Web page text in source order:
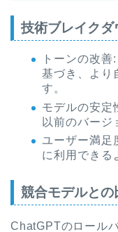
技術ブレイクダ
トーンの改
基づき、より
す。
モデルの安定
以前のバージ
ユーザー満足
に利用できる
競合モデルとの
ChatGPTのロール